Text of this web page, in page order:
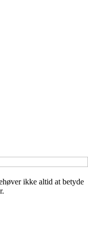
ikke altid at betyde